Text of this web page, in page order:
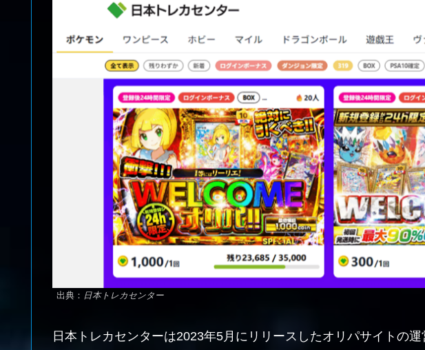
出典： 日本トレカセンター
日本トレカセンターは2023年5月にリリースしたオリパサイトの